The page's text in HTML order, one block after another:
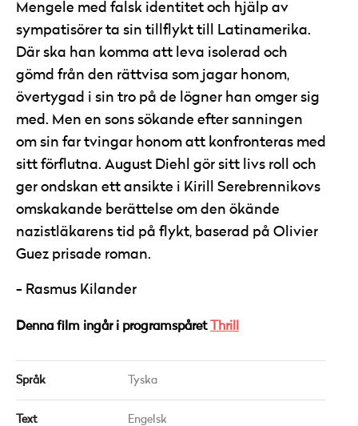
Mengele med falsk identitet och hjälp av
sympatisörer ta sin tillflykt till Latinamerika.
Där ska han komma att leva isolerad och
gömd från den rättvisa som jagar honom,
övertygad i sin tro på de lögner han omger sig
med. Men en sons sökande efter sanningen
om sin far tvingar honom att konfronteras med
sitt förflutna. August Diehl gör sitt livs roll och
ger ondskan ett ansikte i Kirill Serebrennikovs
omskakande berättelse om den ökände
nazistläkarens tid på flykt, baserad på Olivier
Guez prisade roman.
Rasmus Kilander
Denna film ingår i programspåret Thrill
Språk Tyska
Text Engelsk